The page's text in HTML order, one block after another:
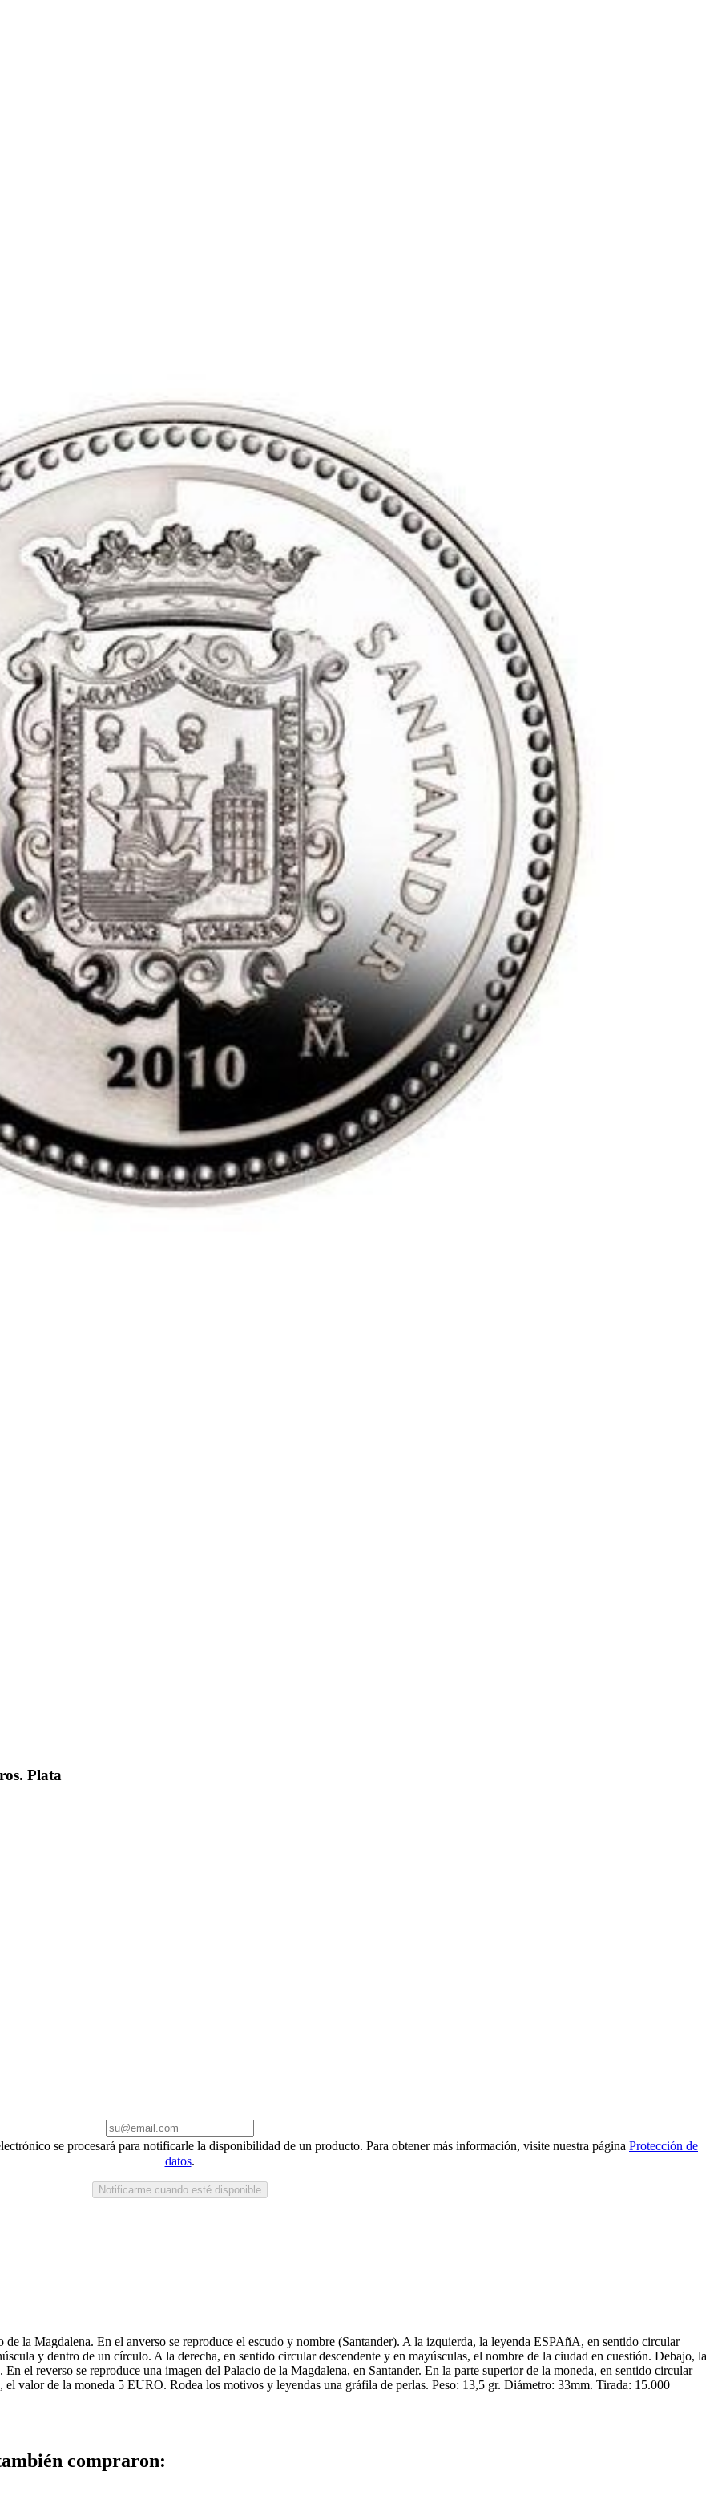
Plata
se procesará para notificarle la disponibilidad de un producto. Para obtener más información, visite nuestra página Protección de
datos.
Notificarme cuando esté disponible
la Magdalena. En el anverso se reproduce el escudo y nombre (Santander). A la izquierda, la leyenda ESPAñA, en sentido circular
y dentro de un círculo. A la derecha, en sentido circular descendente y en mayúsculas, el nombre de la ciudad en cuestión. Debajo, la
el reverso se reproduce una imagen del Palacio de la Magdalena, en Santander. En la parte superior de la moneda, en sentido circular
valor de la moneda 5 EURO. Rodea los motivos y leyendas una gráfila de perlas. Peso: 13,5 gr. Diámetro: 33mm. Tirada: 15.000
compraron: